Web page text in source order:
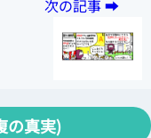
の真実)